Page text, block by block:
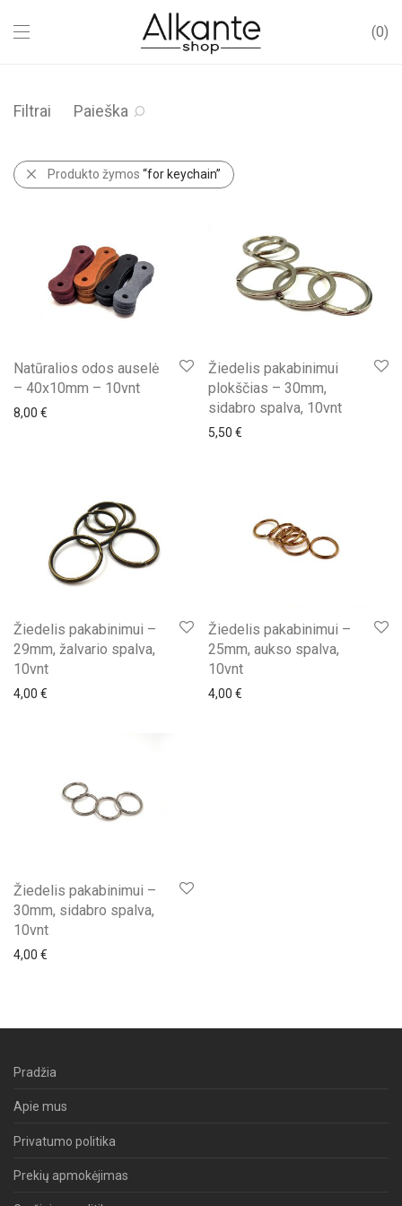
0
Filtrai Paieška
Produkto žymos “for keychain”
Natūralios odos auselė
– 40x10mm – 10vnt
8,00 €
Žiedelis pakabinimui
plokščias – 30mm,
sidabro spalva, 10vnt
5,50 €
Žiedelis pakabinimui –
29mm, žalvario spalva,
10vnt
4,00 €
Žiedelis pakabinimui –
25mm, aukso spalva,
10vnt
4,00 €
Žiedelis pakabinimui –
30mm, sidabro spalva,
10vnt
4,00 €
Pradžia
Apie mus
Privatumo politika
Prekių apmokėjimas